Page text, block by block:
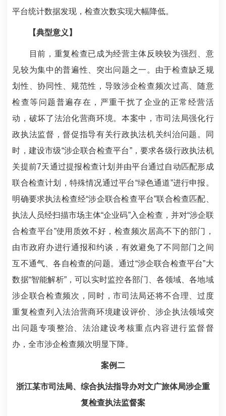
平台统计数据发现，检查次数实现大幅降低。
【典型意义】
目前，重复检查已成为经营主体反映较为强烈、意
见较为集中的普遍性、突出问题之一。由于检查缺乏规
划性、协同性、规范性，导致涉企检查频次过高、随意
检查等问题普遍存在，严重干扰了企业的正常经营活
动，破坏了法治化营商环境。本案中，市司法局强化行
政执法监督，督促指导有关行政执法机关纠治问题。同
时，建设市级“涉企联合检查平台”，要求各级行政执法机
关提前7天通过提报检查计划并由平台通过自动匹配形成
联合检查计划，特殊情况通过平台“绿色通道”进行申报。
明确要求执法检查经“涉企联合检查平台”联合检查匹配、
执法人员经扫描市场主体“企业码”入企检查，并对“涉企联
合检查平台”使用质效不好，检查频次居高不下的部门，
由市政府办进行通报和约谈，有效避免了不同部门之间
互不通气、各自检查的问题。通过“涉企联合检查平台”大
数据“智能解析”，可以实时监控各部门、各领域、各地域
涉企联合检查频次，同时，市司法局还将不合理、过度
重复检查列入法治营商环境建设评价、涉企执法领域突
出问题专项整治、法治建设考核重点内容进行监督督
办，全市涉企检查频次明显下降。
案例二
浙江某市司法局、综合执法指导办对文广旅体局涉企重
复检查执法监督案